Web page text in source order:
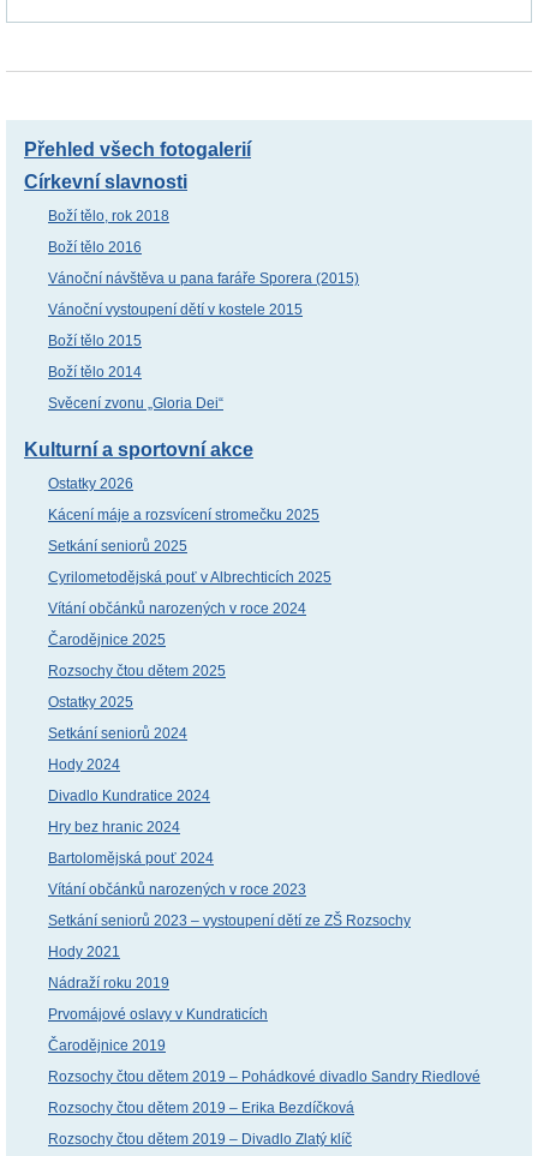
Přehled všech fotogalerií
Církevní slavnosti
Boží tělo, rok 2018
Boží tělo 2016
Vánoční návštěva u pana faráře Sporera (2015)
Vánoční vystoupení dětí v kostele 2015
Boží tělo 2015
Boží tělo 2014
Svěcení zvonu „Gloria Dei“
Kulturní a sportovní akce
Ostatky 2026
Kácení máje a rozsvícení stromečku 2025
Setkání seniorů 2025
Cyrilometodějská pouť v Albrechticích 2025
Vítání občánků narozených v roce 2024
Čarodějnice 2025
Rozsochy čtou dětem 2025
Ostatky 2025
Setkání seniorů 2024
Hody 2024
Divadlo Kundratice 2024
Hry bez hranic 2024
Bartolomějská pouť 2024
Vítání občánků narozených v roce 2023
Setkání seniorů 2023 – vystoupení dětí ze ZŠ Rozsochy
Hody 2021
Nádraží roku 2019
Prvomájové oslavy v Kundraticích
Čarodějnice 2019
Rozsochy čtou dětem 2019 – Pohádkové divadlo Sandry Riedlové
Rozsochy čtou dětem 2019 – Erika Bezdíčková
Rozsochy čtou dětem 2019 – Divadlo Zlatý klíč